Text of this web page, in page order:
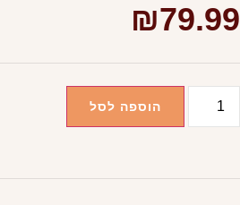
₪79.99
הוספה לסל